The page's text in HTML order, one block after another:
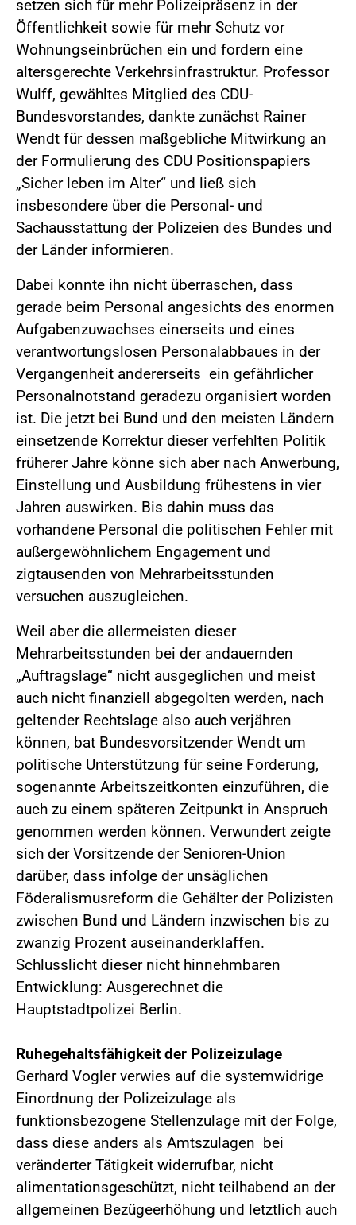
setzen sich für mehr Polizeipräsenz in der
Öffentlichkeit sowie für mehr Schutz vor
Wohnungseinbrüchen ein und fordern eine
altersgerechte Verkehrsinfrastruktur. Professor
Wulff, gewähltes Mitglied des CDU-
Bundesvorstandes, dankte zunächst Rainer
Wendt für dessen maßgebliche Mitwirkung an
der Formulierung des CDU Positionspapiers
„Sicher leben im Alter“ und ließ sich
insbesondere über die Personal- und
Sachausstattung der Polizeien des Bundes und
der Länder informieren.
Dabei konnte ihn nicht überraschen, dass
gerade beim Personal angesichts des enormen
Aufgabenzuwachses einerseits und eines
verantwortungslosen Personalabbaues in der
Vergangenheit andererseits ein gefährlicher
Personalnotstand geradezu organisiert worden
ist. Die jetzt bei Bund und den meisten Ländern
einsetzende Korrektur dieser verfehlten Politik
früherer Jahre könne sich aber nach Anwerbung,
Einstellung und Ausbildung frühestens in vier
Jahren auswirken. Bis dahin muss das
vorhandene Personal die politischen Fehler mit
außergewöhnlichem Engagement und
zigtausenden von Mehrarbeitsstunden
versuchen auszugleichen.
Weil aber die allermeisten dieser
Mehrarbeitsstunden bei der andauernden
„Auftragslage“ nicht ausgeglichen und meist
auch nicht finanziell abgegolten werden, nach
geltender Rechtslage also auch verjähren
können, bat Bundesvorsitzender Wendt um
politische Unterstützung für seine Forderung,
sogenannte Arbeitszeitkonten einzuführen, die
auch zu einem späteren Zeitpunkt in Anspruch
genommen werden können. Verwundert zeigte
sich der Vorsitzende der Senioren-Union
darüber, dass infolge der unsäglichen
Föderalismusreform die Gehälter der Polizisten
zwischen Bund und Ländern inzwischen bis zu
zwanzig Prozent auseinanderklaffen.
Schlusslicht dieser nicht hinnehmbaren
Entwicklung: Ausgerechnet die
Hauptstadtpolizei Berlin.
Ruhegehaltsfähigkeit der Polizeizulage
Gerhard Vogler verwies auf die systemwidrige
Einordnung der Polizeizulage als
funktionsbezogene Stellenzulage mit der Folge,
dass diese anders als Amtszulagen bei
veränderter Tätigkeit widerrufbar, nicht
alimentationsgeschützt, nicht teilhabend an der
allgemeinen Bezügeerhöhung und letztlich auch